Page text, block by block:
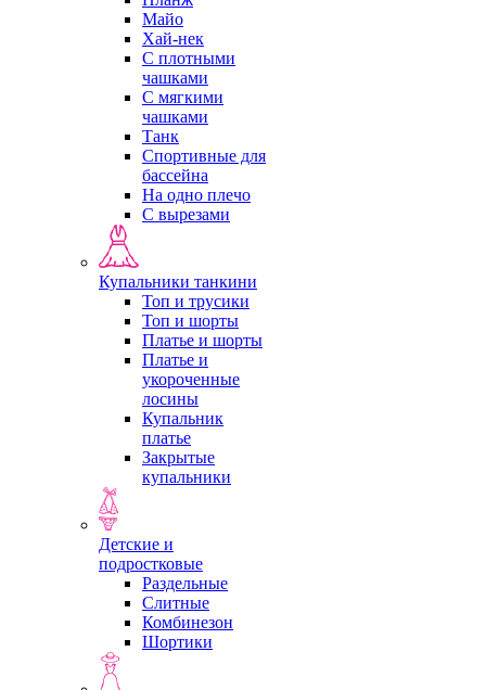
Майо
Хай-нек
С плотными
чашками
С мягкими
чашками
Танк
Спортивные для
бассейна
На одно плечо
С вырезами
Купальники танкини
Топ и трусики
Топ и шорты
Платье и шорты
Платье и
укороченные
лосины
Купальник
платье
Закрытые
купальники
Детские и
подростковые
Раздельные
Слитные
Комбинезон
Шортики